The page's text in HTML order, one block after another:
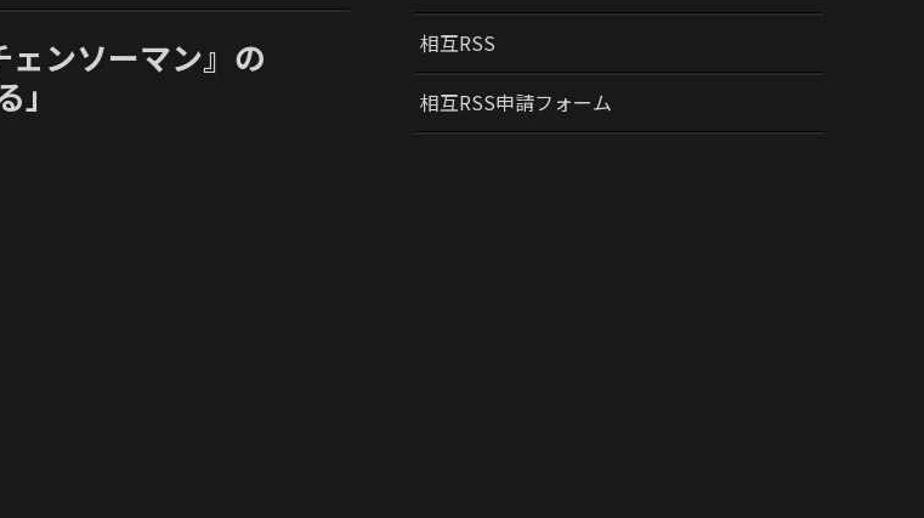
ェンソーマン』の
相互RSS
相互RSS申請フォーム